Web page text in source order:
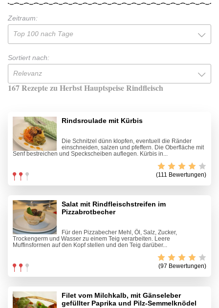
Zeitraum:
Top 100 nach Tage
Sortiert nach:
Relevanz
167 Rezepte zu Herbst Hauptspeise Rindfleisch
Rindsroulade mit Kürbis
Die Schnitzel dünn klopfen, eventuell die Ränder
einschneiden, salzen und pfeffern. Die Oberfläche mit
Senf bestreichen und Speckscheiben auflegen. Kürbis in...
(111 Bewertungen)
Salat mit Rindfleischstreifen im
Pizzabrotbecher
Für den Pizzabecher Mehl, Öl, Salz, Zucker,
Trockengerm und Wasser zu einem Teig verarbeiten. Leere
Muffinsformen auf den Kopf stellen und den Teig darüber...
(97 Bewertungen)
Filet vom Milchkalb, mit Gänseleber
gefüllter Paprika und Pilz-Semmelknödel